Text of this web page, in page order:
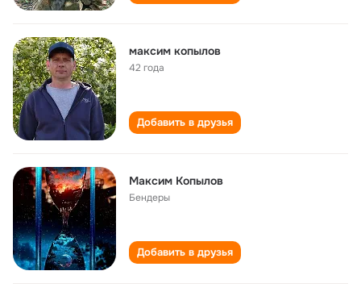
максим копылов
42 года
Добавить в друзья
Максим Копылов
Бендеры
Добавить в друзья